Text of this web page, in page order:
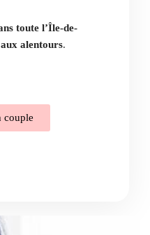
toute l’Île-de-
alentours.
couple